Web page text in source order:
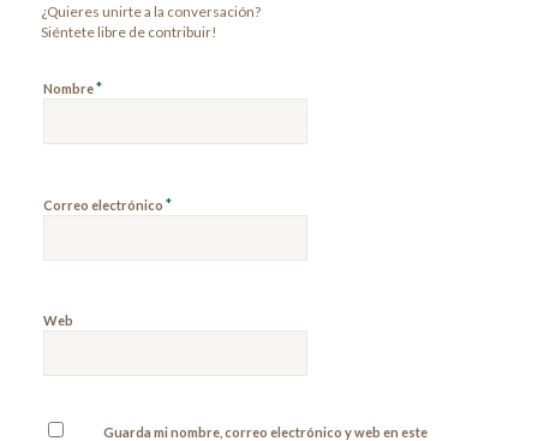
¿Quieres unirte a la conversación?
Siéntete libre de contribuir!
Nombre*
Correo electrónico *
Web
Guarda mi nombre, correo electrónico y web en este